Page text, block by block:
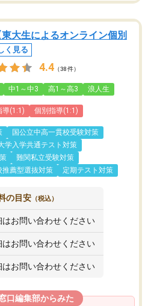
東大生によるオンライン個別
く見る
4.4 （38件）
中1～中3 高1～高3 浪人生
導(1:1) 個別指導(1:1)
国公立中高一貫校受験対策
学入学共通テスト対策
難関私立受験対策
推薦型選抜対策
定期テスト対策
の目安 （税込）
はお問い合わせください
はお問い合わせください
はお問い合わせください
口編集部からみた